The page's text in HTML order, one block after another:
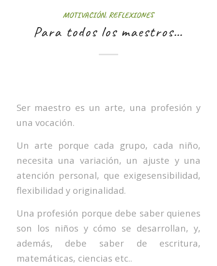
MOTIVACIÓN, REFLEXIONES
Para todos los maestros…
Ser maestro es un arte, una profesión y
una vocación.
Un arte porque cada grupo, cada niño,
necesita una variación, un ajuste y una
atención personal, que exigesensibilidad,
flexibilidad y originalidad.
Una profesión porque debe saber quienes
son los niños y cómo se desarrollan, y,
además, debe saber de escritura,
matemáticas, ciencias etc..